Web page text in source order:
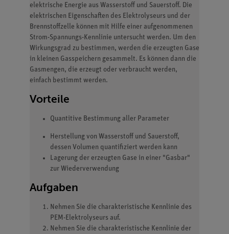
elektrische Energie aus Wasserstoff und Sauerstoff. Die
elektrischen Eigenschaften des Elektrolyseurs und der
Brennstoffzelle können mit Hilfe einer aufgenommenen
Strom-Spannungs-Kennlinie untersucht werden. Um den
Wirkungsgrad zu bestimmen, werden die erzeugten Gase
in kleinen Gasspeichern gesammelt. Es können dann die
Gasmengen, die erzeugt oder verbraucht werden,
einfach bestimmt werden.
Vorteile
Quantitive Bestimmung aller Parameter
Herstellung von Wasserstoff und Sauerstoff,
dessen Volumen quantifiziert werden kann
Lagerung der erzeugten Gase in einer "Gasbar"
zur Wiederverwendung
Aufgaben
Nehmen Sie die charakteristische Kennlinie des
PEM-Elektrolyseurs auf.
Nehmen Sie die charakteristische Kennlinie der